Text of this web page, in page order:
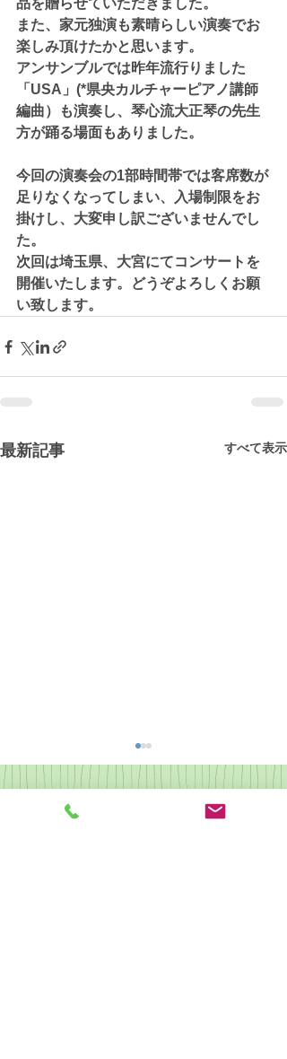
品を贈らせていただきました。
また、家元独演も素晴らしい演奏でお
楽しみ頂けたかと思います。
アンサンブルでは昨年流行りました
「USA」(*県央カルチャーピアノ講師
編曲）も演奏し、琴心流大正琴の先生
方が踊る場面もありました。
今回の演奏会の1部時間帯では客席数が
足りなくなってしまい、入場制限をお
掛けし、大変申し訳ございませんでし
た。
次回は埼玉県、大宮にてコンサートを
開催いたします。どうぞよろしくお願
い致します。
最新記事 すべて表示